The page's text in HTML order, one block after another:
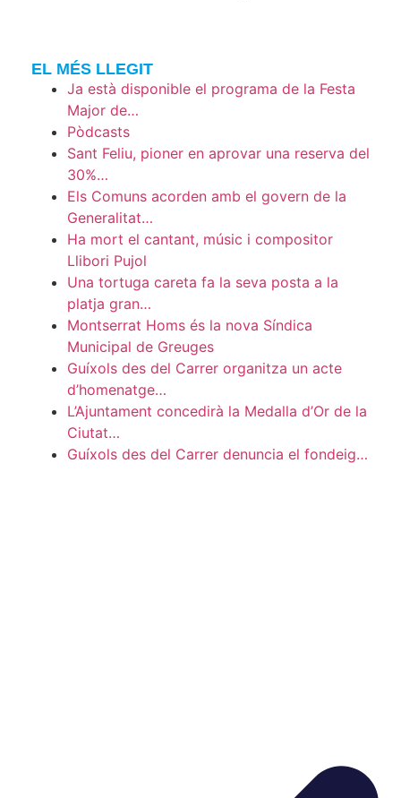
EL MÉS LLEGIT
Ja està disponible el programa de la Festa
Major de…
Pòdcasts
Sant Feliu, pioner en aprovar una reserva del
30%…
Els Comuns acorden amb el govern de la
Generalitat…
Ha mort el cantant, músic i compositor
Llibori Pujol
Una tortuga careta fa la seva posta a la
platja gran…
Montserrat Homs és la nova Síndica
Municipal de Greuges
Guíxols des del Carrer organitza un acte
d’homenatge…
L’Ajuntament concedirà la Medalla d’Or de la
Ciutat…
Guíxols des del Carrer denuncia el fondeig…